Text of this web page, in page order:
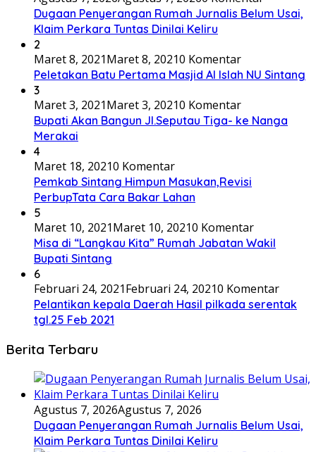
Dugaan Penyerangan Rumah Jurnalis Belum Usai,
Klaim Perkara Tuntas Dinilai Keliru
2
Maret 8, 2021Maret 8, 20210 Komentar
Peletakan Batu Pertama Masjid Al Islah NU Sintang
3
Maret 3, 2021Maret 3, 20210 Komentar
Bupati Akan Bangun Jl.Seputau Tiga- ke Nanga
Merakai
4
Maret 18, 20210 Komentar
Pemkab Sintang Himpun Masukan,Revisi
PerbupTata Cara Bakar Lahan
5
Maret 10, 2021Maret 10, 20210 Komentar
Misa di “Langkau Kita” Rumah Jabatan Wakil
Bupati Sintang
6
Februari 24, 2021Februari 24, 20210 Komentar
Pelantikan kepala Daerah Hasil pilkada serentak
tgl.25 Feb 2021
Berita Terbaru
Agustus 7, 2026Agustus 7, 2026
Dugaan Penyerangan Rumah Jurnalis Belum Usai,
Klaim Perkara Tuntas Dinilai Keliru